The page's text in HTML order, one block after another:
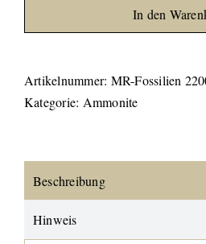
In den
Artikelnummer: MR-Fossilien
Kategorie: Ammonite
Beschreibung
Hinweis